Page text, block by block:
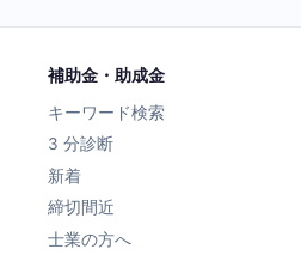
補助金・助成金
キーワード検索
3 分診断
新着
締切間近
士業の方へ